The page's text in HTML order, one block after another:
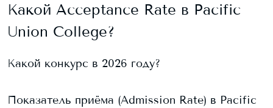
Какой Acceptance Rate в Pacific
Union College?
Какой конкурс в 2026 году?
Показатель приёма (Admission Rate) в Pacific